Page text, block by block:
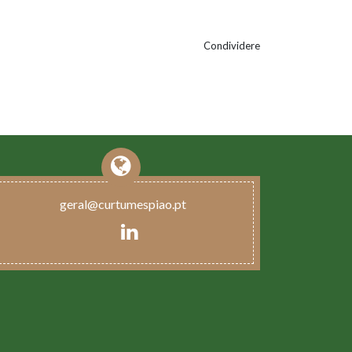
Condividere
geral@curtumespiao.pt